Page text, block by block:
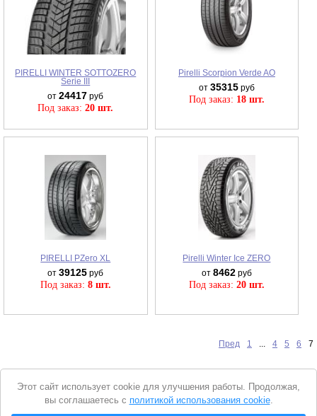
PIRELLI WINTER SOTTOZERO
Serie III
от24417 руб
Под заказ:20 шт.
Pirelli Scorpion Verde AO
от 35315руб
Под заказ: 18 шт.
PIRELLI PZero XL
от39125 руб
Под заказ: 8 шт.
Pirelli Winter Ice ZERO
от 8462руб
Под заказ: 20 шт.
Пред 1 4 5 6 7
Уведомление
cookie
Этот сайт использует cookie для улучшения работы. Продолжая,
вы соглашаетесь с политикой использования cookie.